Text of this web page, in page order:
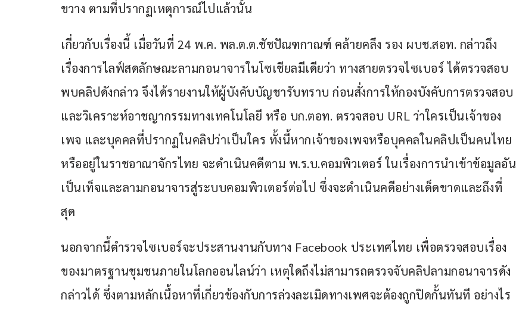
ขวาง ตามที่ปรากฏเหตุการณ์ไปแล้วนั้น
เกี่ยวกับเรื่องนี้ เมื่อวันที่ 24 พ.ค. พล.ต.ต.ชัชปัณฑกาณฑ์ คล้ายคลึง รอง ผบช.สอท. กล่าวถึง
เรื่องการไลฟ์สดลักษณะลามกอนาจารในโซเชียลมีเดียว่า ทางสายตรวจไซเบอร์ ได้ตรวจสอบ
พบคลิปดังกล่าว จึงได้รายงานให้ผู้บังคับบัญชารับทราบ ก่อนสั่งการให้กองบังคับการตรวจสอบ
และวิเคราะห์อาชญากรรมทางเทคโนโลยี หรือ บก.ตอท. ตรวจสอบ URL ว่าใครเป็นเจ้าของ
เพจ และบุคคลที่ปรากฏในคลิปว่าเป็นใคร ทั้งนี้หากเจ้าของเพจหรือบุคคลในคลิปเป็นคนไทย
หรืออยู่ในราชอาณาจักรไทย จะดำเนินคดีตาม พ.ร.บ.คอมพิวเตอร์ ในเรื่องการนำเข้าข้อมูลอัน
เป็นเท็จและลามกอนาจารสู่ระบบคอมพิวเตอร์ต่อไป ซึ่งจะดำเนินคดีอย่างเด็ดขาดและถึงที่
สุด
นอกจากนี้ตำรวจไซเบอร์จะประสานงานกับทาง Facebook ประเทศไทย เพื่อตรวจสอบเรื่อง
ของมาตรฐานชุมชนภายในโลกออนไลน์ว่า เหตุใดถึงไม่สามารถตรวจจับคลิปลามกอนาจารดัง
กล่าวได้ ซึ่งตามหลักเนื้อหาที่เกี่ยวข้องกับการล่วงละเมิดทางเพศจะต้องถูกปิดกั้นทันที อย่างไร